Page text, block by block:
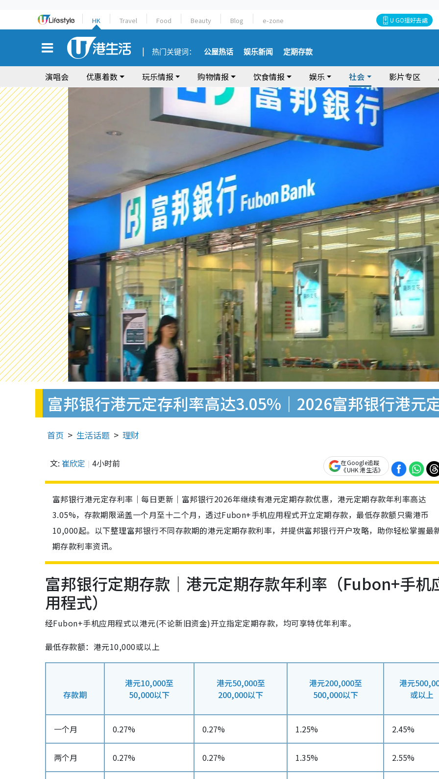
HK Travel Food Beauty Blog e-zone U GO搵好去處
热门关键词： 公屋热话 娱乐新闻 定期存款
演唱会 优惠着数 玩乐情报 购物情报 饮食情报 娱乐 社会 影片专区
富邦银行港元定存利率高达3.05%｜2026富邦银行港元
首页 生活话题 理财
文: 崔欣定 4小时前
在Google追蹤
《UHK 港生活》
富邦银行港元定存利率｜每日更新｜富邦银行2026年继续有港元定期存款优惠，港元定期存款年利率高达
3.05%，存款期限涵盖一个月至十二个月，透过Fubon+手机应用程式开立定期存款，最低存款额只需港币
10,000起。以下整理富邦银行不同存款期的港元定期存款利率，并提供富邦银行开户攻略，助你轻松掌握最
期存款利率资讯。
富邦银行定期存款｜港元定期存款年利率（Fubon+手机
用程式）
经Fubon+手机应用程式以港元(不论新旧资金)开立指定定期存款，均可享特优年利率。
最低存款额：港元10,000或以上
存款期
港元10,000至
50,000以下
港元50,000至
200,000以下
港元200,000至
500,000以下
港元
或以上
一个月 0.27% 0.27% 1.25% 2.45%
两个月 0.27% 0.27% 1.35% 2.55%